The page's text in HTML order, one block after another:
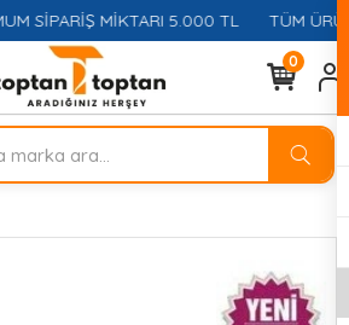
SİPARİŞ MİKTARI 5.000 TL TÜM
0